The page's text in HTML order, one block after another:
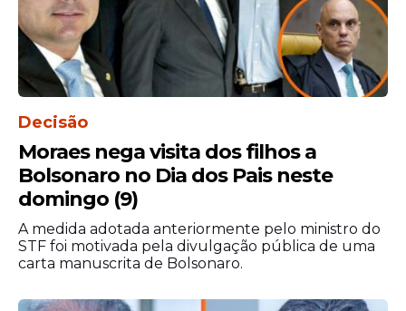
Decisão
Moraes nega visita dos filhos a
Bolsonaro no Dia dos Pais neste
domingo (9)
A medida adotada anteriormente pelo ministro do
STF foi motivada pela divulgação pública de uma
carta manuscrita de Bolsonaro.